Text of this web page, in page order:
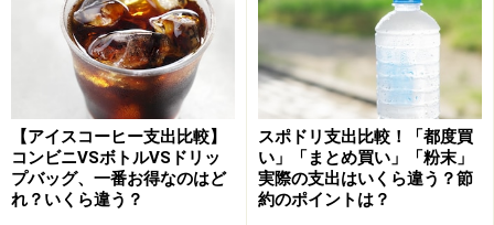
ふるさと納税は、自治体に寄付をすると税金が戻ってき
て、（限度額内であれば）自己負担額が実質2000円にな
る制度です。自治体からは返礼品を受け取り、2000円で
特産品などをもらえるお得な制度です。
例えば、ふるさと納税で6万円を寄付する場合、返礼品
の相当額と控除額が合わせて7万6000円程となれば、1万
【アイスコーヒー支出比較】
コンビニVSボトルVSドリッ
プバッグ、一番お得なのはど
れ？いくら違う？
スポドリ支出比較！「都度買
い」「まとめ買い」「粉末」
実際の支出はいくら違う？節
約のポイントは？